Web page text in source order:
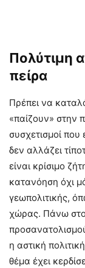
Πολύτιμη
πείρα
Πρέπει να
«παίζουν» στην
συσχετισμοί που
δεν αλλάζει
είναι κρίσιμο
κατανόηση όχι
γεωπολιτικής,
χώρας. Πάνω
η αστική
θέμα έχει